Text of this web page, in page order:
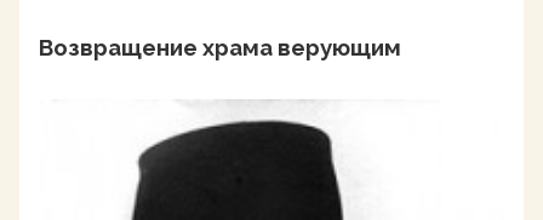
Возвращение храма верующим